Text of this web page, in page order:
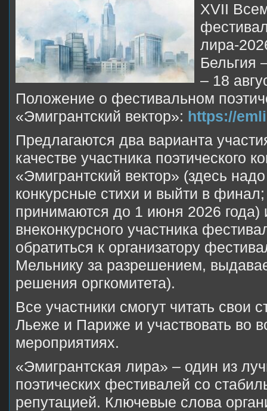
XVII
лира-
Бельгия
– 18
Положение о фестивальном
«Эмигрантский вектор»: https://
Предлагаются два варианта
качестве участника поэтического
«Эмигрантский вектор» (здесь
конкурсные стихи и выйти в финал;
принимаются до 1 июня 2026 года)
внеконкурсного участника
обратиться к организатору
Мельнику за разрешением,
решения оргкомитета).
Все участники смогут читать свои
Льеже и Париже и участвовать во
мероприятиях.
«Эмигрантская лира» – один из
поэтических фестивалей со
репутацией. Ключевые слова